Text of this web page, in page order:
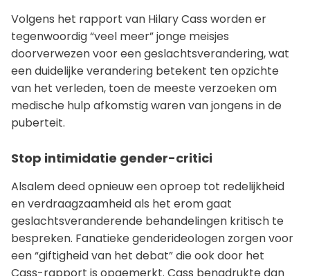
Volgens het rapport van Hilary Cass worden er
tegenwoordig “veel meer” jonge meisjes
doorverwezen voor een geslachtsverandering, wat
een duidelijke verandering betekent ten opzichte
van het verleden, toen de meeste verzoeken om
medische hulp afkomstig waren van jongens in de
puberteit.
Stop intimidatie gender-critici
Alsalem deed opnieuw een oproep tot redelijkheid
en verdraagzaamheid als het erom gaat
geslachtsveranderende behandelingen kritisch te
bespreken. Fanatieke genderideologen zorgen voor
een “giftigheid van het debat” die ook door het